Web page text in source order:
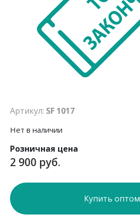
Артикул: SF 1017
Нет в наличии
Розничная цена
2 900 руб.
Купить оптом